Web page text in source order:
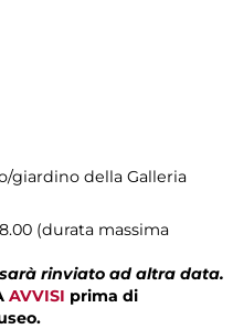
giardino della Galleria
(durata massima
rinviato ad altra data.
AVVISI prima di